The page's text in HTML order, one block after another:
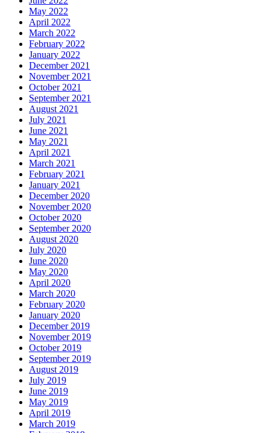
May 2022
April 2022
March 2022
February 2022
January 2022
December 2021
November 2021
October 2021
September 2021
August 2021
July 2021
June 2021
May 2021
April 2021
March 2021
February 2021
January 2021
December 2020
November 2020
October 2020
September 2020
August 2020
July 2020
June 2020
May 2020
April 2020
March 2020
February 2020
January 2020
December 2019
November 2019
October 2019
September 2019
August 2019
July 2019
June 2019
May 2019
April 2019
March 2019